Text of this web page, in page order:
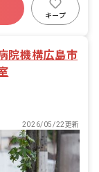
育休制度
キープ
院機構広島市
2026/05/22更新